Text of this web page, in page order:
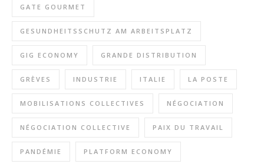
GATE GOURMET
GESUNDHEITSSCHUTZ AM ARBEITSPLATZ
GIG ECONOMY GRANDE DISTRIBUTION
GRÈVES INDUSTRIE ITALIE LA POSTE
MOBILISATIONS COLLECTIVES NÉGOCIATION
NÉGOCIATION COLLECTIVE PAIX DU TRAVAIL
PANDÉMIE PLATFORM ECONOMY